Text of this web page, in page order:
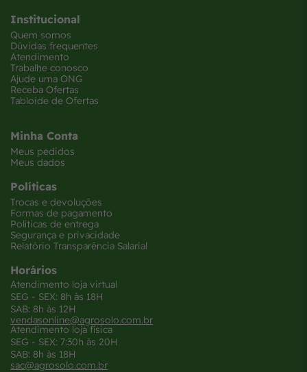
Institucional
Quem somos
Dúvidas frequentes
Atendimento
Trabalhe conosco
Ajude uma ONG
Receba Ofertas
Tabloide de Ofertas
Minha Conta
Meus pedidos
Meus dados
Políticas
Trocas e devoluções
Formas de pagamento
Políticas de entrega
Segurança e privacidade
Relatório Transparência Salarial
Horários
Atendimento loja virtual
SEG - SEX: 8h às 18H
SAB: 8h às 12H
vendasonline@agrosolo.com.br
Atendimento loja física
SEG - SEX: 7:30h às 20H
SAB: 8h às 18H
sac@agrosolo.com.br